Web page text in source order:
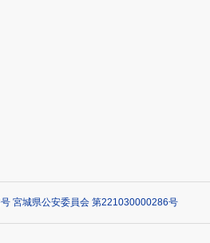
宮城県公安委員会 第221030000286号